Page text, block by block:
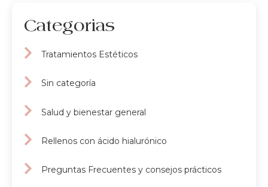
Categorias
Tratamientos Estéticos
Sin categoría
Salud y bienestar general
Rellenos con ácido hialurónico
Preguntas Frecuentes y consejos prácticos